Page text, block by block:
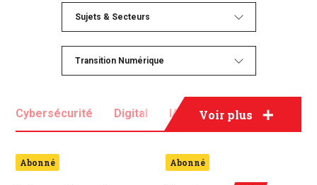
Sujets & Secteurs
Transition Numérique
Voir plus
Cybersécurité Digital IA Innovation
Abonné Abonné